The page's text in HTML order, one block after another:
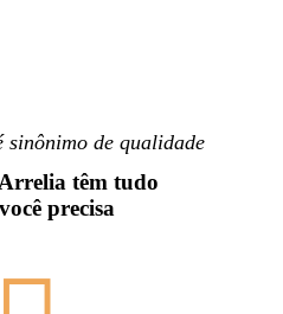
sinônimo de qualidade
têm tudo
precisa